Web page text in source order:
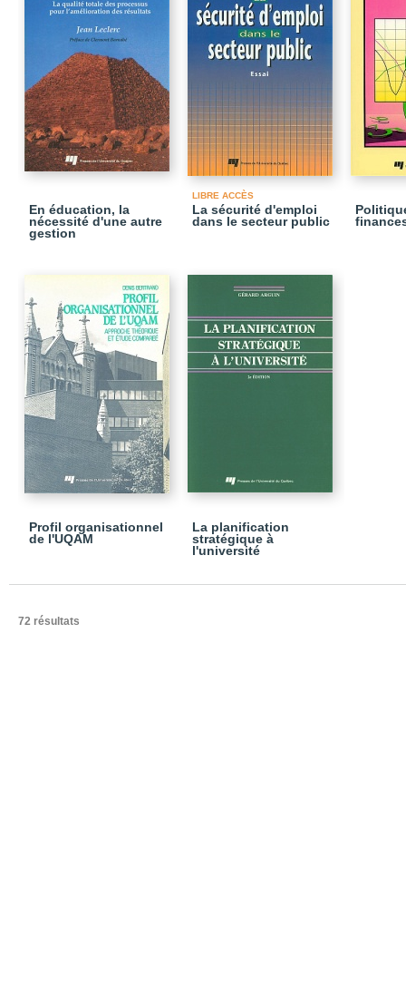
En éducation, la
nécessité d'une autre
gestion
LIBRE ACCÈS
La sécurité d'emploi
dans le secteur public
Profil organisationnel
de l'UQAM
La planification
stratégique à
l'université
72 résultats